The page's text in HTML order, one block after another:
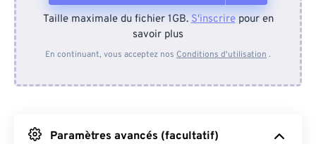
Depuis l'appareil
Depuis Google Drive
Taille maximale du fichier 1GB.S'inscrirepour en
savoir plus
En continuant, vous acceptez nos Conditions d'utilisation .
Paramètres avancés (facultatif)